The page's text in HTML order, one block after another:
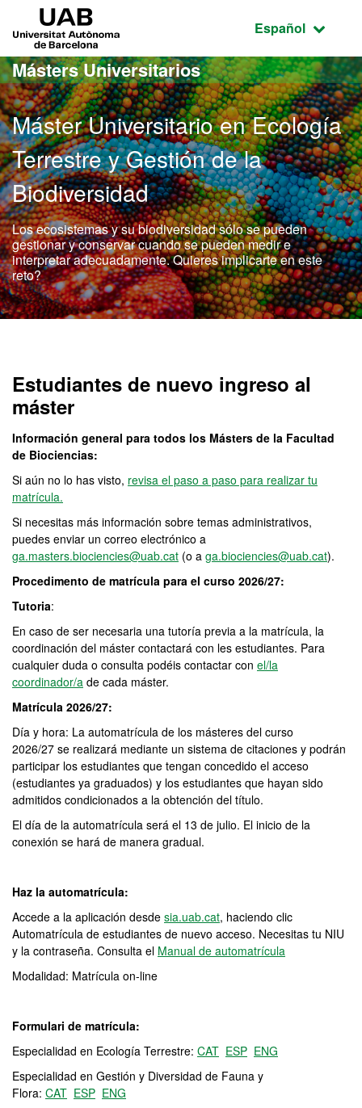
Acceso al contenido principal
Acceso a la navegación de la página
Idioma
Español
Másters Universitarios
Máster Universitario en Ecología
Terrestre y Gestión de la
Biodiversidad
Los ecosistemas y su biodiversidad sólo se pueden
gestionar y conservar cuando se pueden medir e
interpretar adecuadamente. Quieres implicarte en este
reto?
Estudiantes de nuevo ingreso al
máster
Información general para todos los Másters de la Facultad
de Biociencias:
Si aún no lo has visto, revisa el paso a paso para realizar tu
matrícula.
Si necesitas más información sobre temas administrativos,
puedes enviar un correo electrónico a
ga.masters.biociencies@uab.cat (o a ga.biociencies@uab.cat).
Procedimento de matrícula para el curso 2026/27:
Tutoria:
En caso de ser necesaria una tutoría previa a la matrícula, la
coordinación del máster contactará con les estudiantes. Para
cualquier duda o consulta podéis contactar con el/la
coordinador/a de cada máster.
Matrícula 2026/27:
Día y hora: La automatrícula de los másteres del curso
2026/27 se realizará mediante un sistema de citaciones y podrán
participar los estudiantes que tengan concedido el acceso
(estudiantes ya graduados) y los estudiantes que hayan sido
admitidos condicionados a la obtención del título.
El día de la automatrícula será el 13 de julio. El inicio de la
conexión se hará de manera gradual.
Haz la automatrícula:
Accede a la aplicación desde sia.uab.cat, haciendo clic
Automatrícula de estudiantes de nuevo acceso. Necesitas tu NIU
y la contraseña. Consulta el Manual de automatrícula
Modalidad: Matrícula on-line
Formulari de matrícula:
Especialidad en Ecología Terrestre: CAT ESP ENG
Especialidad en Gestión y Diversidad de Fauna y
Flora: CAT ESP ENG